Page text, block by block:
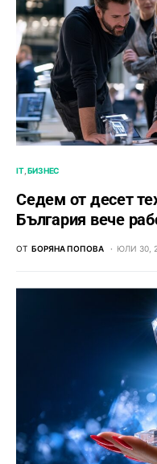
IT БИЗНЕС
Седем от десет
България вече
ОТ БОРЯНА ПОПОВА ЮЛИ 30,